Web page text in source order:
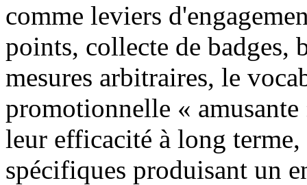
comme leviers
points, collecte de badges,
mesures arbitraires, le
promotionnelle «
leur efficacité à long
spécifiques produisant un